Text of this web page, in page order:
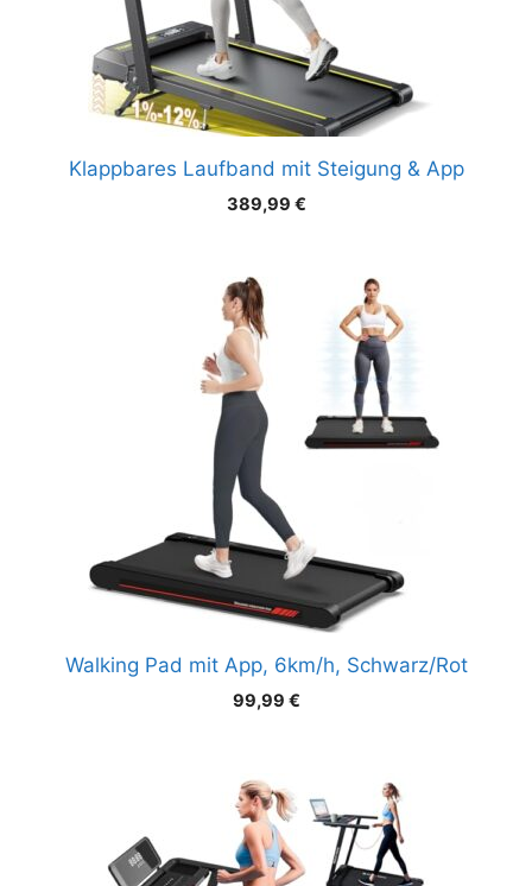
Klappbares Laufband mit Steigung & App
389,99 €
Walking Pad mit App, 6km/h, Schwarz/Rot
99,99 €